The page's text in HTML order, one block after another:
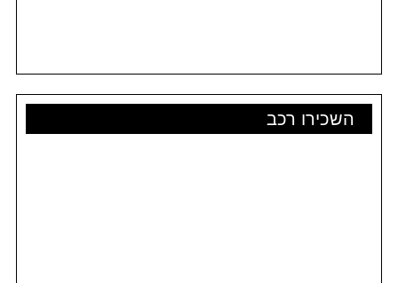
השכירו רכב